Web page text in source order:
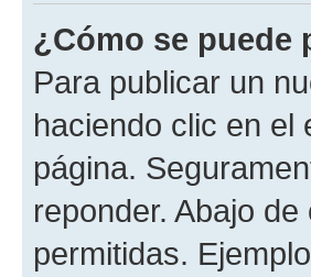
¿Cómo se puede
Para publicar un
haciendo clic en el
página.
reponder. Abajo
permitidas.